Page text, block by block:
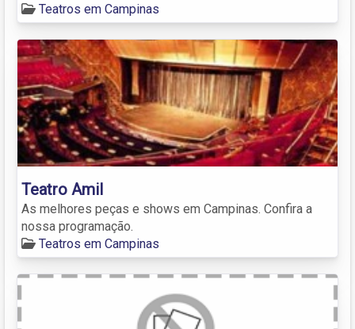
Teatros em Campinas
Teatro Amil
As melhores peças e shows em Campinas. Confira a
nossa programação.
Teatros em Campinas